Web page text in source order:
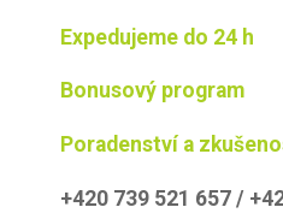
Expedujeme do 24 h
Bonusový program
Poradenství a
+420 739 521 657 /